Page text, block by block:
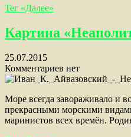
Тег «Далее»
Картина
25.07.2015
Комментариев нет
Море всегда завораживало и
прекрасными морскими
маринистов всех времён.